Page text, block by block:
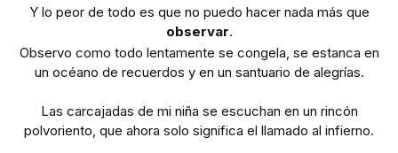
Y lo peor de todo es que no puedo hacer nada más que
observar.
Observo como todo lentamente se congela, se estanca en
un océano de recuerdos y en un santuario de alegrías.
Las carcajadas de mi niña se escuchan en un rincón
polvoriento, que ahora solo significa el llamado al infierno.